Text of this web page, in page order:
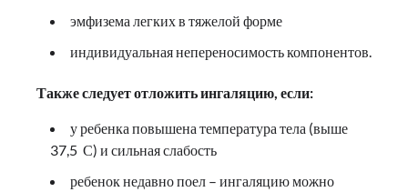
эмфизема легких в тяжелой форме
индивидуальная непереносимость компонентов.
Также следует отложить ингаляцию, если:
у ребенка повышена температура тела (выше
37,5 С) и сильная слабость
ребенок недавно поел – ингаляцию можно